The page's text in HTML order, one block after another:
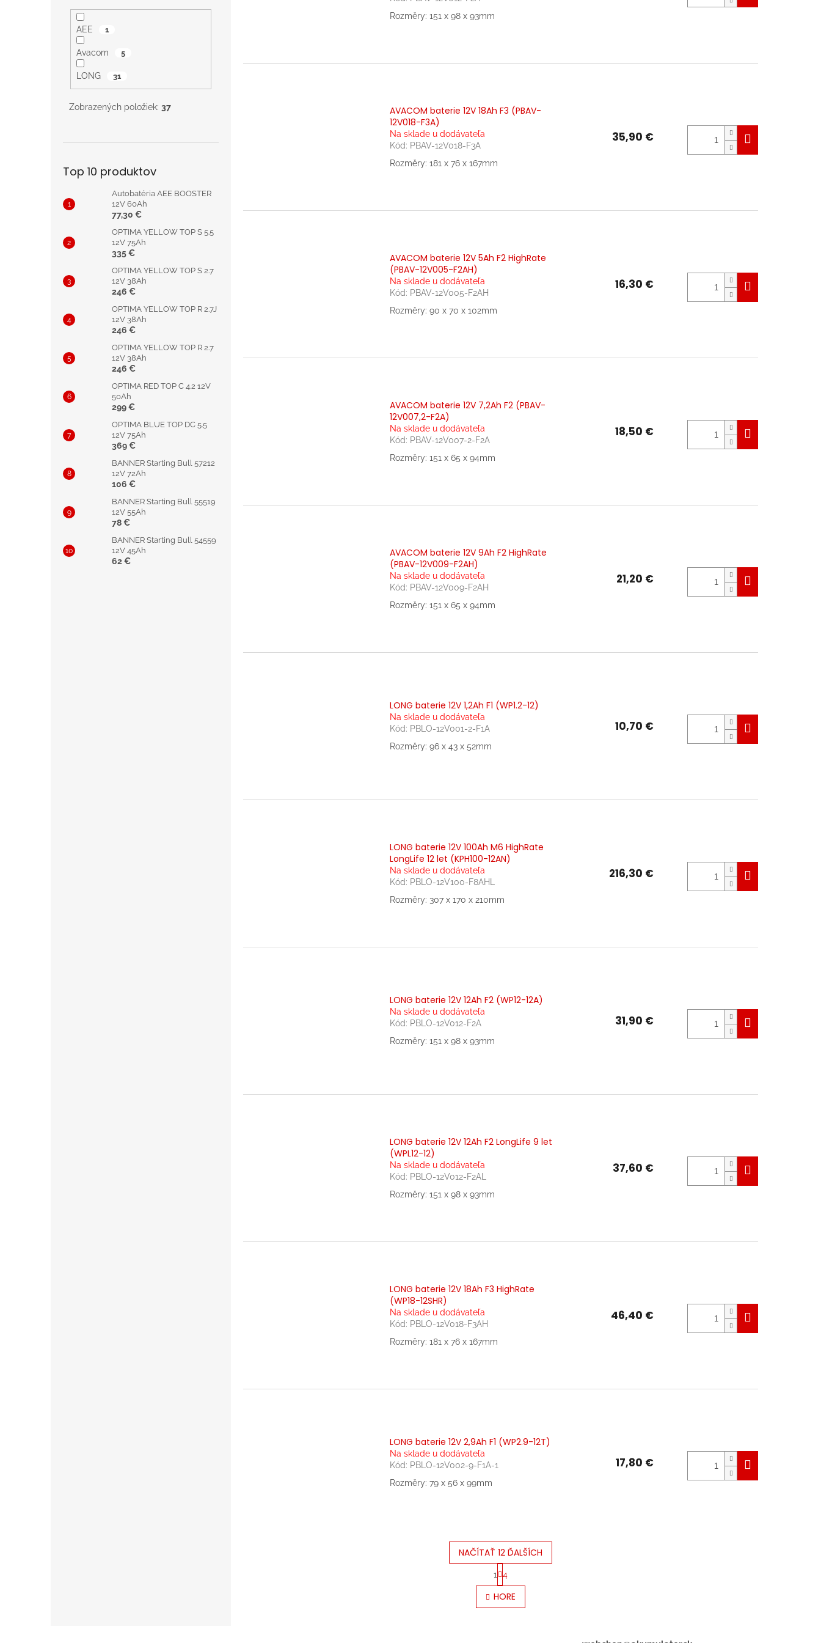
AEE 1
Avacom 5
LONG 31
Zobrazených položiek: 37
Top 10 produktov
Autobatéria AEE BOOSTER
12V 60Ah
77,30 €
OPTIMA YELLOW TOP S 5.5
12V 75Ah
335 €
OPTIMA YELLOW TOP S 2.7
12V 38Ah
246 €
OPTIMA YELLOW TOP R 2.7J
12V 38Ah
246 €
OPTIMA YELLOW TOP R 2.7
12V 38Ah
246 €
OPTIMA RED TOP C 4.2 12V
50Ah
299 €
OPTIMA BLUE TOP DC 5.5
12V 75Ah
369 €
BANNER Starting Bull 57212
12V 72Ah
106 €
BANNER Starting Bull 55519
12V 55Ah
78 €
BANNER Starting Bull 54559
12V 45Ah
62 €
Rozměry: 151 x 98 x 93mm
AVACOM baterie 12V 18Ah F3 (PBAV-
12V018-F3A)
Na sklade u dodávateľa
Kód: PBAV-12V018-F3A
Rozměry: 181 x 76 x 167mm
35,90 €
AVACOM baterie 12V 5Ah F2 HighRate
(PBAV-12V005-F2AH)
Na sklade u dodávateľa
Kód: PBAV-12V005-F2AH
Rozměry: 90 x 70 x 102mm
16,30 €
AVACOM baterie 12V 7,2Ah F2 (PBAV-
12V007,2-F2A)
Na sklade u dodávateľa
Kód: PBAV-12V007-2-F2A
Rozměry: 151 x 65 x 94mm
18,50 €
AVACOM baterie 12V 9Ah F2 HighRate
(PBAV-12V009-F2AH)
Na sklade u dodávateľa
Kód: PBAV-12V009-F2AH
Rozměry: 151 x 65 x 94mm
21,20 €
LONG baterie 12V 1,2Ah F1 (WP1.2-12)
Na sklade u dodávateľa
Kód: PBLO-12V001-2-F1A
Rozměry: 96 x 43 x 52mm
10,70 €
LONG baterie 12V 100Ah M6 HighRate
LongLife 12 let (KPH100-12AN)
Na sklade u dodávateľa
Kód: PBLO-12V100-F8AHL
Rozměry: 307 x 170 x 210mm
216,30 €
LONG baterie 12V 12Ah F2 (WP12-12A)
Na sklade u dodávateľa
Kód: PBLO-12V012-F2A
Rozměry: 151 x 98 x 93mm
31,90 €
LONG baterie 12V 12Ah F2 LongLife 9 let
(WPL12-12)
Na sklade u dodávateľa
Kód: PBLO-12V012-F2AL
Rozměry: 151 x 98 x 93mm
37,60 €
LONG baterie 12V 18Ah F3 HighRate
(WP18-12SHR)
Na sklade u dodávateľa
Kód: PBLO-12V018-F3AH
Rozměry: 181 x 76 x 167mm
46,40 €
LONG baterie 12V 2,9Ah F1 (WP2.9-12T)
Na sklade u dodávateľa
Kód: PBLO-12V002-9-F1A-1
Rozměry: 79 x 56 x 99mm
17,80 €
O
v
l
NAČÍTAŤ 12 ĎALŠÍCH
S
t
r
á
n
1 4
HORE